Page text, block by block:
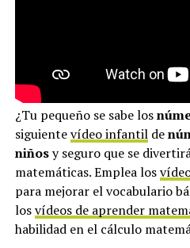
¿Tu pequeño se sabe los
siguientevídeo infantilde
niñosy seguro que se
matemáticas. Emplea los
para mejorar el vocabulario
losvídeos de aprender
habilidad en el cálculo